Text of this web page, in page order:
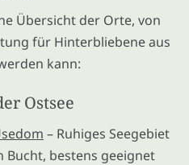
Übersicht der Orte, von
für Hinterbliebene aus
kann:
Ostsee
– Ruhiges Seegebiet
Bucht, bestens geeignet